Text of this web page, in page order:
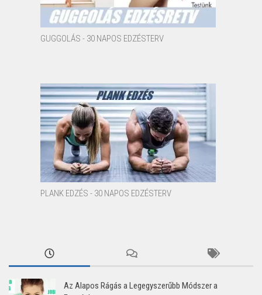
GUGGOLÁS - 30 NAPOS EDZÉSTERV
PLANK EDZÉS - 30 NAPOS EDZÉSTERV
Az Alapos Rágás a Legegyszerűbb Módszer a